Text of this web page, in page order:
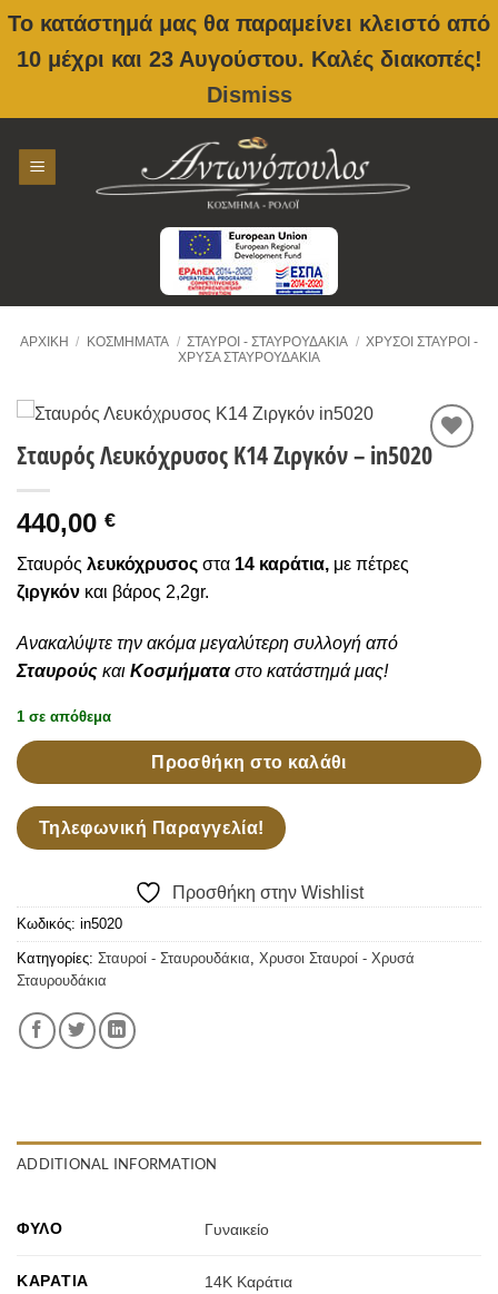
Το κατάστημά μας θα παραμείνει κλειστό από
10 μέχρι και 23 Αυγούστου. Καλές διακοπές!
Dismiss
content
ΑΡΧΙΚΉ / ΚΟΣΜΉΜΑΤΑ / ΣΤΑΥΡΟΊ - ΣΤΑΥΡΟΥΔΆΚΙΑ / ΧΡΥΣΟΙ ΣΤΑΥΡΟΊ -
ΧΡΥΣΆ ΣΤΑΥΡΟΥΔΆΚΙΑ
Προσθήκη
Σταυρός Λευκόχρυσος Κ14 Ζιργκόν – in5020
440,00 €
Σταυρός λευκόχρυσος στα 14 καράτια, με πέτρες
ζιργκόν και βάρος 2,2gr.
Ανακαλύψτε την ακόμα μεγαλύτερη συλλογή από
Σταυρούς και Κοσμήματαστο κατάστημά μας!
1 σε απόθεμα
Προσθήκη στο καλάθι
Τηλεφωνική Παραγγελία!
Προσθήκη στην Wishlist
Κωδικός: in5020
Κατηγορίες: Σταυροί - Σταυρουδάκια Χρυσοι Σταυροί - Χρυσά
Σταυρουδάκια
ADDITIONAL INFORMATION
ΦΎΛΟ Γυναικείο
ΚΑΡΆΤΙΑ 14Κ Καράτια